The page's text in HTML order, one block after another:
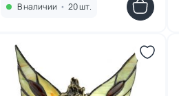
В наличии • 20 шт.